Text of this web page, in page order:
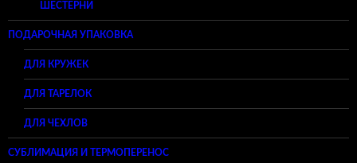
ШЕСТЕРНИ
ПОДАРОЧНАЯ УПАКОВКА
ДЛЯ КРУЖЕК
ДЛЯ ТАРЕЛОК
ДЛЯ ЧЕХЛОВ
СУБЛИМАЦИЯ И ТЕРМОПЕРЕНОС